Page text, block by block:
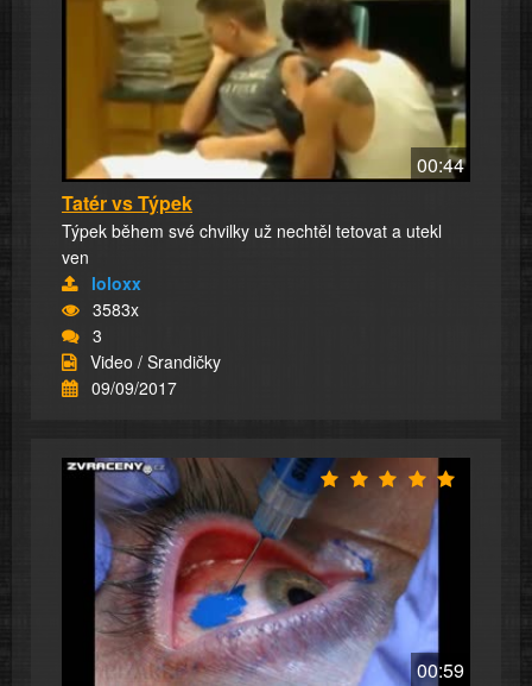
00:44
Tatér vs Týpek
Týpek během své chvilky už nechtěl tetovat a utekl
ven
loloxx
3583x
3
Video / Srandičky
09/09/2017
00:59